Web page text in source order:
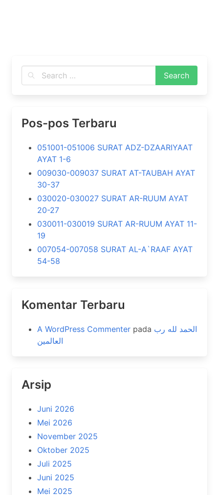
Pos-pos Terbaru
051001-051006 SURAT ADZ-DZAARIYAAT
AYAT 1-6
009030-009037 SURAT AT-TAUBAH AYAT
30-37
030020-030027 SURAT AR-RUUM AYAT
20-27
030011-030019 SURAT AR-RUUM AYAT 11-
19
007054-007058 SURAT AL-A`RAAF AYAT
54-58
Komentar Terbaru
A WordPress Commenter pada الحمد لله رب
العالمين
Arsip
Juni 2026
Mei 2026
November 2025
Oktober 2025
Juli 2025
Juni 2025
Mei 2025